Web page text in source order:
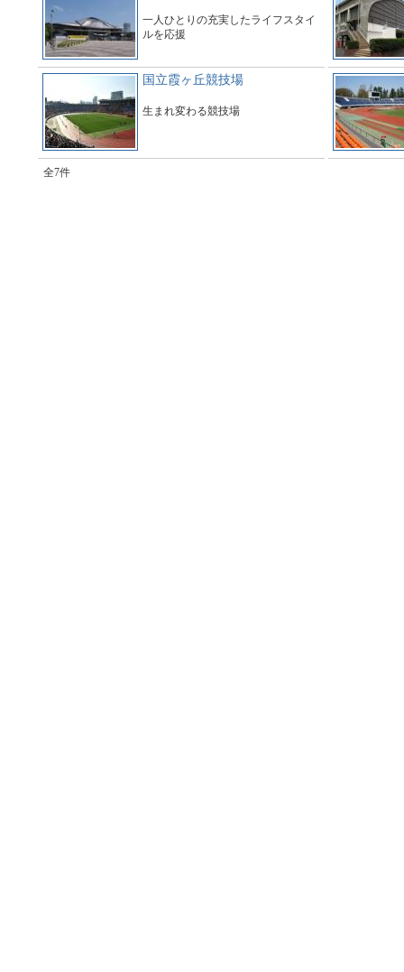
一人ひとりの充実したライフスタイ
ルを応援
国立霞ヶ丘競技場
生まれ変わる競技場
全7件